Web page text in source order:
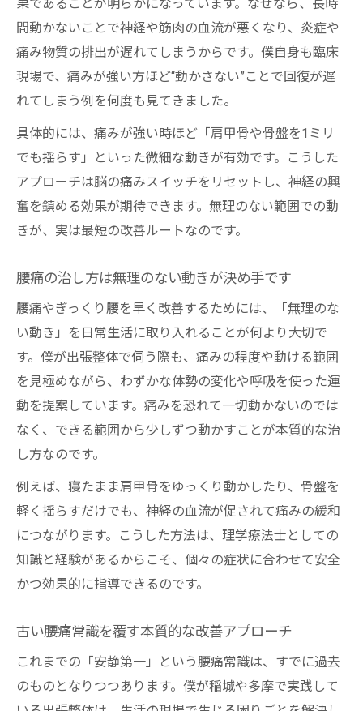
無理せず動くことで神経機能を守る方法
▼ 「一生動けない」と絶望する前に僕が稲城・
多摩の現場で伝えている、最短で動ける体を取
り戻すための「第一歩」を踏み出してください
果であることが明らかになっています。なぜなら、長時
間動かないことで神経や筋肉の血流が悪くなり、炎症や
痛み物質の排出が遅れてしまうからです。僕自身も臨床
現場で、痛みが強い方ほど“動かさない”ことで回復が遅
れてしまう例を何度も見てきました。
具体的には、痛みが強い時ほど「肩甲骨や骨盤を1ミリ
でも揺らす」といった微細な動きが有効です。こうした
アプローチは脳の痛みスイッチをリセットし、神経の興
奮を鎮める効果が期待できます。無理のない範囲での動
きが、実は最短の改善ルートなのです。
腰痛の治し方は無理のない動きが決め手です
腰痛やぎっくり腰を早く改善するためには、「無理のな
い動き」を日常生活に取り入れることが何より大切で
す。僕が出張整体で伺う際も、痛みの程度や動ける範囲
を見極めながら、わずかな体勢の変化や呼吸を使った運
動を提案しています。痛みを恐れて一切動かないのでは
なく、できる範囲から少しずつ動かすことが本質的な治
し方なのです。
例えば、寝たまま肩甲骨をゆっくり動かしたり、骨盤を
軽く揺らすだけでも、神経の血流が促されて痛みの緩和
につながります。こうした方法は、理学療法士としての
知識と経験があるからこそ、個々の症状に合わせて安全
かつ効果的に指導できるのです。
古い腰痛常識を覆す本質的な改善アプローチ
これまでの「安静第一」という腰痛常識は、すでに過去
のものとなりつつあります。僕が稲城や多摩で実践して